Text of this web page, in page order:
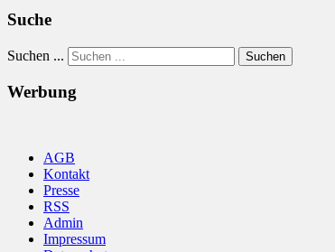
Suche
Suchen ... Suchen
Werbung
AGB
Kontakt
Presse
RSS
Admin
Impressum